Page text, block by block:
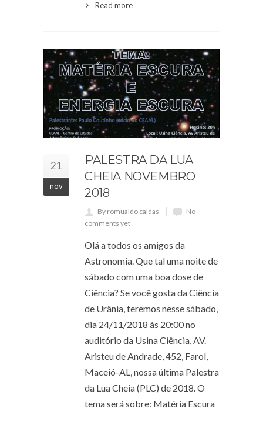
Read more
21
nov
PALESTRA DA LUA
CHEIA NOVEMBRO
2018
By romualdo caldas
No
comments yet
Olá a todos os amigos da
Astronomia. Que tal uma noite de
sábado com uma boa dose de
Ciência? Se você gosta da Ciência
de Urânia, teremos nesse sábado,
dia 24/11/2018 às 20:00 no
auditório da Usina Ciência, AV.
Aristeu de Andrade, 452, Farol,
Maceió-AL, nossa última Palestra
da Lua Cheia (PLC) de 2018. O
tema será sobre: Matéria Escura